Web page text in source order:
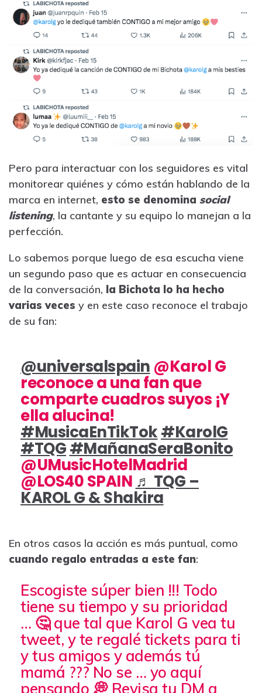
Pero para interactuar con los seguidores es vital
monitorear quiénes y cómo están hablando de la
marca en internet, esto se denomina social
listening, la cantante y su equipo lo manejan a la
perfección.
Lo sabemos porque luego de esa escucha viene
un segundo paso que es actuar en consecuencia
de la conversación, la Bichota lo ha hecho
varias veces y en este caso reconoce el trabajo
de su fan:
@universalspain @Karol G
reconoce a una fan que
comparte cuadros suyos ¡Y
ella alucina!
#MusicaEnTikTok#KarolG
#TQG#MañanaSeraBonito
@UMusicHotelMadrid
@LOS40 SPAIN ♬ TQG –
KAROL G & Shakira
En otros casos la acción es más puntual, como
cuando regalo entradas a este fan:
Escogiste súper bien !!! Todo
tiene su tiempo y su prioridad
… 🤔 que tal que Karol G vea tu
tweet, y te regalé tickets para ti
y tus amigos y además tú
mamá ??? No se … yo aquí
pensando 💭 Revisa tu DM a